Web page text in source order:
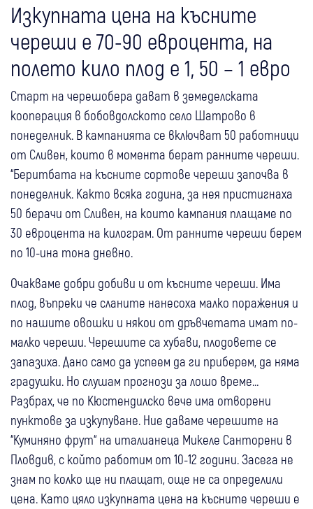
Изкупната цена на късните
череши е 70-90 евроцента, на
полето кило плод е 1, 50 – 1 евро
Старт на черешобера дават в земеделската
кооперация в бобовдолското село Шатрово в
понеделник. В кампанията се включват 50 работници
от Сливен, които в момента берат ранните череши.
“Беритбата на късните сортове череши започва в
понеделник. Както всяка година, за нея пристигнаха
50 берачи от Сливен, на които кампания плащаме по
30 евроцента на килограм. От ранните череши берем
по 10-ина тона дневно.
Очакваме добри добиви и от късните череши. Има
плод, въпреки че сланите нанесоха малко поражения и
по нашите овошки и някои от дръвчетата имат по-
малко череши. Черешите са хубави, плодовете се
запазиха. Дано само да успеем да ги приберем, да няма
градушки. Но слушам прогнози за лошо време…
Разбрах, че по Кюстендилско вече има отворени
пунктове за изкупуване. Ние даваме черешите на
“Куминяно фрут“ на италианеца Микеле Санторени в
Пловдив, с който работим от 10-12 години. Засега не
знам по колко ще ни плащат, още не са определили
цена. Като цяло изкупната цена на късните череши е